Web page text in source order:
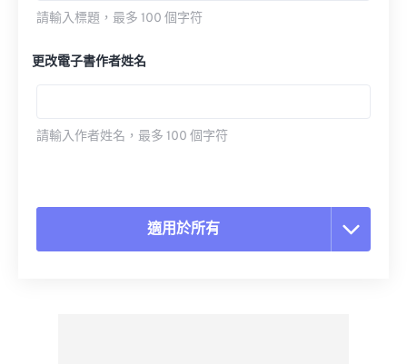
請輸入標題，最多 100 個字符
更改電子書作者姓名
請輸入作者姓名，最多 100 個字符
適用於所有